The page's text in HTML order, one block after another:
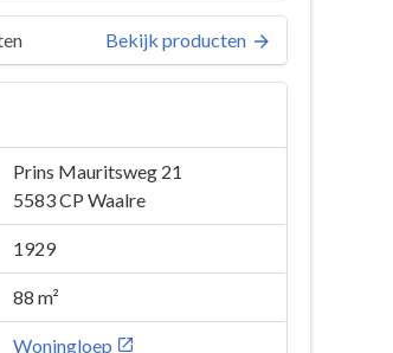
Bekijk producten
Prins Mauritsweg 21
5583 CP Waalre
1929
88 m²
Woningloep